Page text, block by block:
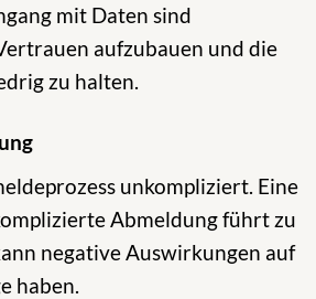
mit Daten sind
aufzubauen und die
zu halten.
unkompliziert. Eine
Abmeldung führt zu
negative Auswirkungen auf
haben.